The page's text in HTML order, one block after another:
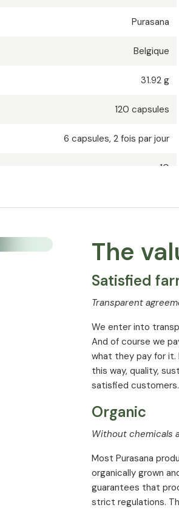
Purasana
Belgique
31.92 g
120 capsules
6 capsules, 2 fois par jour
10
Sans fructose
Sans GMO
Sans noix
Sans crustacés
Sans levure
The
Satisfied
Transparent
We enter into
And of course we
what they pay for
this way, quality,
satisfied
Organic
Without chemicals
Most Purasana
organically grown
guarantees that
strict regulations.